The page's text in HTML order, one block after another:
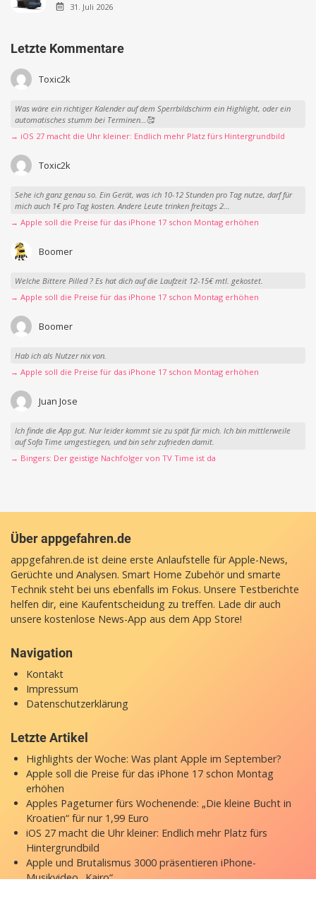
31. Juli 2026
Letzte Kommentare
Toxic2k
Was wäre ein richtiger Kalender auf dem Sperrbildschirm ein Highlight, oder ein
automatisches stumm bei Terminen…🥰
→ iOS 27 macht die Uhr kleiner: Endlich mehr Platz fürs Hintergrundbild
Toxic2k
Sehe ich ganz genau so. Ein Gerät, was ich 10-12 Stunden pro Tag nutze, darf für
mich auch 1€ pro Tag kosten. Andere Leute trinken freitags 2...
→ Apple soll die Preise für das iPhone 17 schon Montag erhöhen
Boomer
Welche Bittere Pilled ? Es hat dich auf die Laufzeit 12-15€ mtl. gekostet.
→ Apple soll die Preise für das iPhone 17 schon Montag erhöhen
Boomer
Hab ich als Nutzer nix von.
→ Apple soll die Preise für das iPhone 17 schon Montag erhöhen
Juan Jose
Ich finde die App gut. Nur leider kommt sie zu spät für mich. Ich bin mittlerweile
auf Sofa Time umgestiegen, und bin sehr zufrieden damit.
→ Bingers: Der geistige Nachfolger von TV Time ist da
Über appgefahren.de
appgefahren.de ist deine erste Anlaufstelle für Apple-News,
Gerüchte und Analysen. Smart Home Zubehör und smarte
Technik steht bei uns ebenfalls im Fokus. Unsere Testberichte
helfen dir, eine Kaufentscheidung zu treffen. Lade dir auch
unsere kostenlose News-App aus dem App Store!
Navigation
Kontakt
Impressum
Datenschutzerklärung
Letzte Artikel
Highlights der Woche: Was plant Apple im September?
Apple soll die Preise für das iPhone 17 schon Montag
erhöhen
Apples Pageturner fürs Wochenende: „Die kleine Bucht in
Kroatien“ für nur 1,99 Euro
iOS 27 macht die Uhr kleiner: Endlich mehr Platz fürs
Hintergrundbild
Apple und Brutalismus 3000 präsentieren iPhone-
Musikvideo „Kairo“